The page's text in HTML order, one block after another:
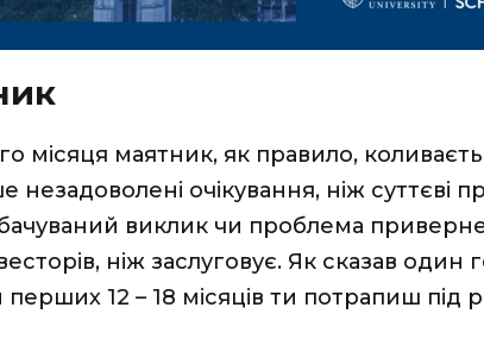
місяця маятник, як правило,
незадоволені очікування, ніж суттєві
виклик чи проблема
ніж заслуговує. Як сказав один
12 – 18 місяців ти потрапиш під